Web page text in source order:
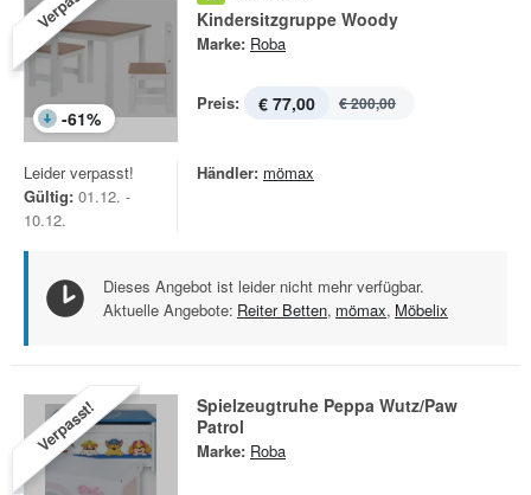
-61%
Kindersitzgruppe Woody
Marke: Roba
Preis: € 77,00 € 200,00
Leider verpasst!
Gültig: 01.12. -
10.12.
Händler: mömax
Dieses Angebot ist leider nicht mehr verfügbar.
Aktuelle Angebote: Reiter Betten, mömax, Möbelix
Verpasst!
Spielzeugtruhe Peppa Wutz/Paw
Patrol
Marke: Roba